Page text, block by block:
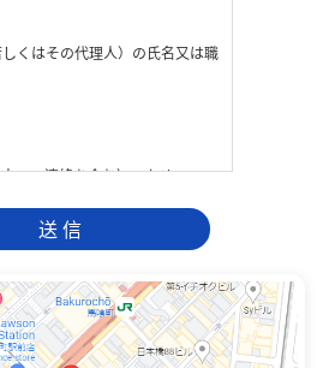
くはその代理人）の氏名又は職
への連絡を含む）のため
用目的の範囲に限って個人情報
ます。この場合、個人情報保護
切な管理を実施させます。
ご自身の個人情報の開示等（利
訂正・追加・削除、利用の停止
の停止）に関して、下記の当社